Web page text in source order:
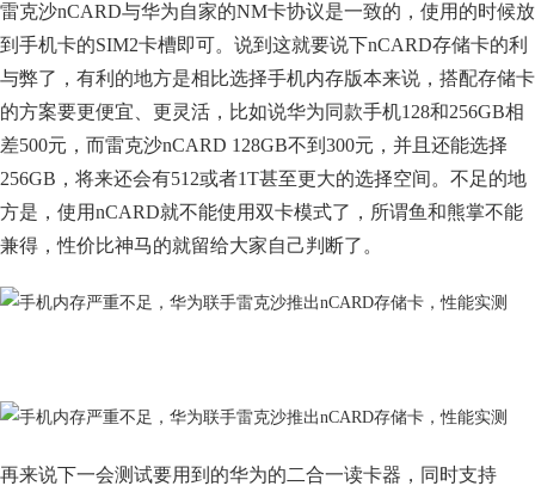
雷克沙nCARD与华为自家的NM卡协议是一致的，使用的时候放
到手机卡的SIM2卡槽即可。说到这就要说下nCARD存储卡的利
与弊了，有利的地方是相比选择手机内存版本来说，搭配存储卡
的方案要更便宜、更灵活，比如说华为同款手机128和256GB相
差500元，而雷克沙nCARD 128GB不到300元，并且还能选择
256GB，将来还会有512或者1T甚至更大的选择空间。不足的地
方是，使用nCARD就不能使用双卡模式了，所谓鱼和熊掌不能
兼得，性价比神马的就留给大家自己判断了。
再来说下一会测试要用到的华为的二合一读卡器，同时支持